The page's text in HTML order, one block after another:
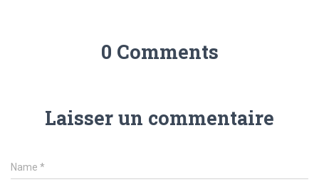
0 Comments
Laisser un commentaire
Name *